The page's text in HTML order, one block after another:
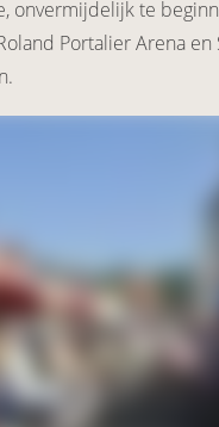
onvermijdelijk te
Portalier Arena